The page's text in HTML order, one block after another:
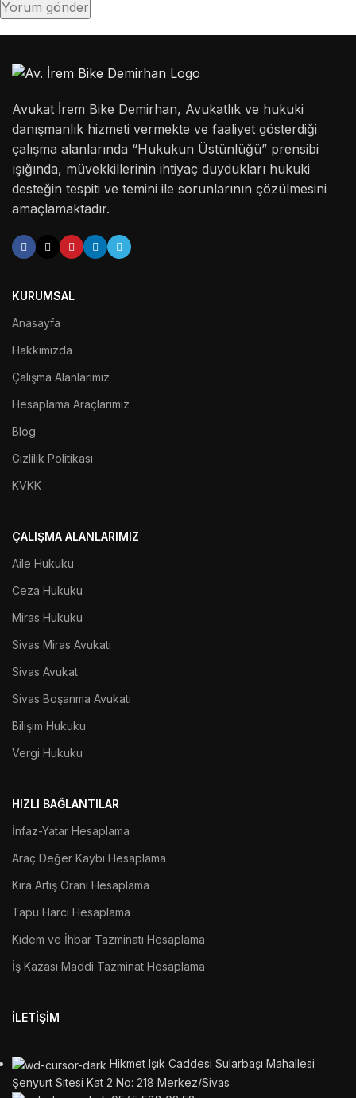
Avukat İrem Bike Demirhan, Avukatlık ve hukuki
danışmanlık hizmeti vermekte ve faaliyet gösterdiği
çalışma alanlarında “Hukukun Üstünlüğü” prensibi
ışığında, müvekkillerinin ihtiyaç duydukları hukuki
desteğin tespiti ve temini ile sorunlarının çözülmesini
amaçlamaktadır.
KURUMSAL
Anasayfa
Hakkımızda
Çalışma Alanlarımız
Hesaplama Araçlarımız
Blog
Gizlilik Politikası
KVKK
ÇALIŞMA ALANLARIMIZ
Aile Hukuku
Ceza Hukuku
Miras Hukuku
Sivas Miras Avukatı
Sivas Avukat
Sivas Boşanma Avukatı
Bilişim Hukuku
Vergi Hukuku
HIZLI BAĞLANTILAR
İnfaz-Yatar Hesaplama
Araç Değer Kaybı Hesaplama
Kira Artış Oranı Hesaplama
Tapu Harcı Hesaplama
Kıdem ve İhbar Tazminatı Hesaplama
İş Kazası Maddi Tazminat Hesaplama
İLETIŞIM
Hikmet Işık Caddesi Sularbaşı Mahallesi
Şenyurt Sitesi Kat 2 No: 218 Merkez/Sivas